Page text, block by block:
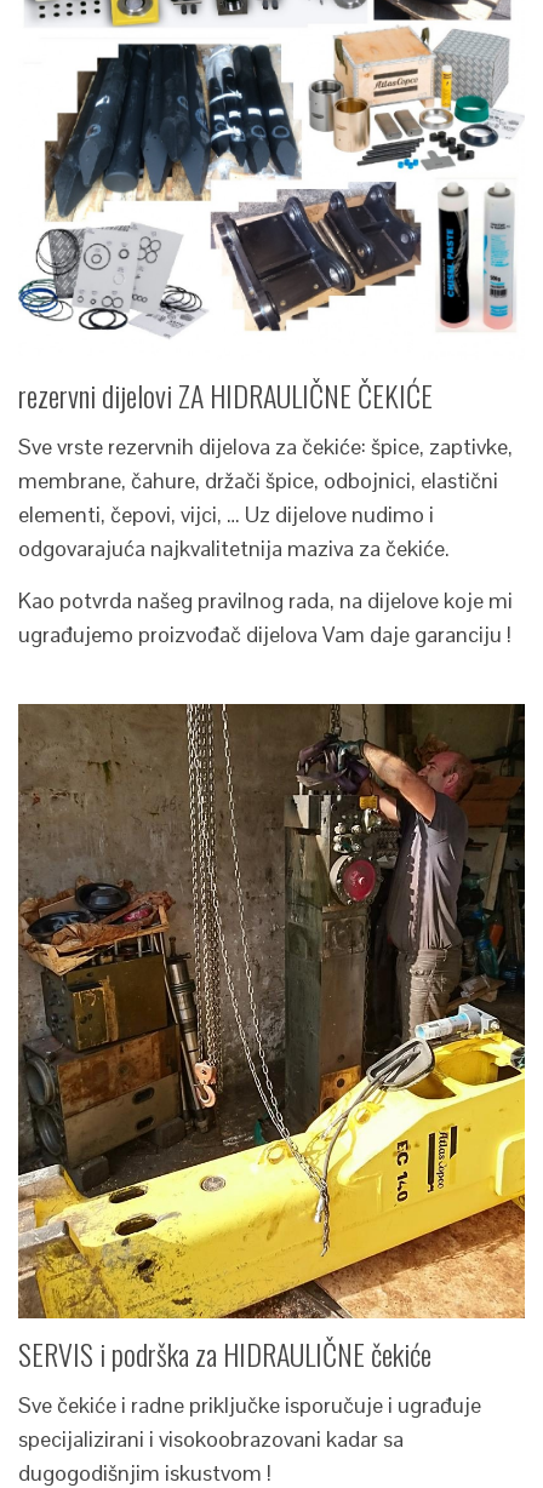
rezervni dijelovi ZA HIDRAULIČNE ČEKIĆE
Sve vrste rezervnih dijelova za čekiće: špice, zaptivke,
membrane, čahure, držači špice, odbojnici, elastični
elementi, čepovi, vijci, … Uz dijelove nudimo i
odgovarajuća najkvalitetnija maziva za čekiće.
Kao potvrda našeg pravilnog rada, na dijelove koje mi
ugrađujemo proizvođač dijelova Vam daje garanciju !
SERVIS i podrška za HIDRAULIČNE čekiće
Sve čekiće i radne priključke isporučuje i ugrađuje
specijalizirani i visokoobrazovani kadar sa
dugogodišnjim iskustvom !